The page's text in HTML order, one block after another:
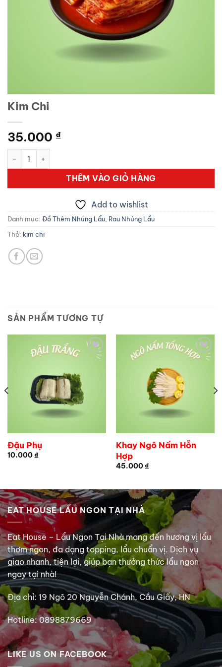
Kim Chi
35.000 ₫
Kim Chi số lượng
THÊM VÀO GIỎ HÀNG
Add to wishlist
Danh mục: Đồ Thêm Nhúng Lẩu Rau Nhúng Lẩu
Thẻ: kim chi
SẢN PHẨM TƯƠNG TỰ
Add to
Đậu Phụ
10.000₫
Add to
Khay Ngô Nấm Hỗn
Hợp
45.000₫
EAT HOUSE LẨU NGON TẠI NHÀ
Eat House – Lẩu Ngon Tại Nhà mang đến hương vị lẩu
thơm ngon, đa dạng topping, lẩu chuẩn vị. Dịch vụ
giao nhanh, tiện lợi, giúp bạn thưởng thức lẩu ngon
ngay tại nhà!
Địa chỉ: 19 Ngõ 20 Nguyễn Chánh, Cầu Giấy, HN
Hotline: 0898879669
LIKE US ON FACEBOOK